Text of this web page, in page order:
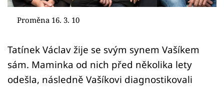
Proměna 16. 3. 10
Tatínek Václav žije se svým synem Vašíkem
sám. Maminka od nich před několika lety
odešla, následně Vašíkovi diagnostikovali